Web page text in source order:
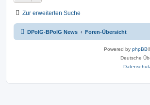
Zur erweiterten Suche
DPolG-BPolG News Foren-Übersicht
Powered by phpBB
Deutsche